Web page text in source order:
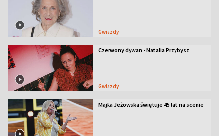
Gwiazdy
Czerwony dywan - Natalia Przybysz
Gwiazdy
Majka Jeżowska świętuje 45 lat na scenie